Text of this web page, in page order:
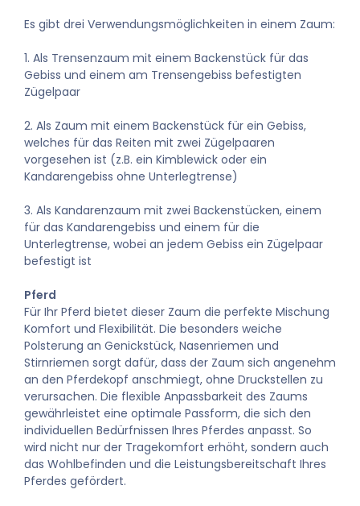
Es gibt drei Verwendungsmöglichkeiten in einem Zaum:
1. Als Trensenzaum mit einem Backenstück für das
Gebiss und einem am Trensengebiss befestigten
Zügelpaar
2. Als Zaum mit einem Backenstück für ein Gebiss,
welches für das Reiten mit zwei Zügelpaaren
vorgesehen ist (z.B. ein Kimblewick oder ein
Kandarengebiss ohne Unterlegtrense)
3. Als Kandarenzaum mit zwei Backenstücken, einem
für das Kandarengebiss und einem für die
Unterlegtrense, wobei an jedem Gebiss ein Zügelpaar
befestigt ist
Pferd
Für Ihr Pferd bietet dieser Zaum die perfekte Mischung
Komfort und Flexibilität. Die besonders weiche
Polsterung an Genickstück, Nasenriemen und
Stirnriemen sorgt dafür, dass der Zaum sich angenehm
an den Pferdekopf anschmiegt, ohne Druckstellen zu
verursachen. Die flexible Anpassbarkeit des Zaums
gewährleistet eine optimale Passform, die sich den
individuellen Bedürfnissen Ihres Pferdes anpasst. So
wird nicht nur der Tragekomfort erhöht, sondern auch
das Wohlbefinden und die Leistungsbereitschaft Ihres
Pferdes gefördert.